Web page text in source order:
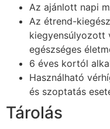
Az ajánlott napi
Az étrend-
kiegyensúlyozott
egészséges
6 éves kortól
Használható
és szoptatás
Tárolás